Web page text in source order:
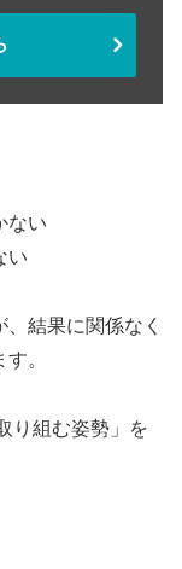
ない
い
結果に関係なく
。
り組む姿勢」を